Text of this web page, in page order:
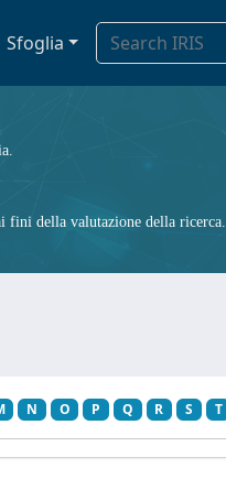
Sfoglia
fini della valutazione della ricerca.
N O P Q R S T